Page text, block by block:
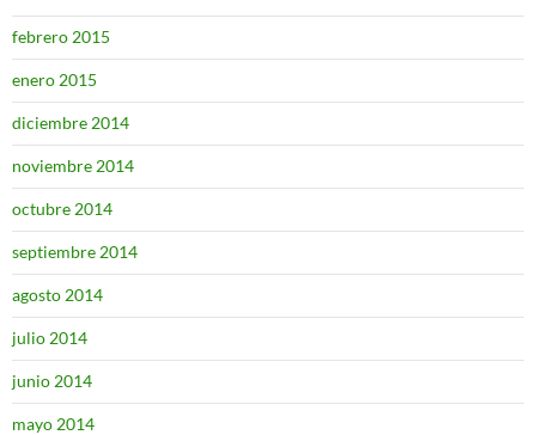
febrero 2015
enero 2015
diciembre 2014
noviembre 2014
octubre 2014
septiembre 2014
agosto 2014
julio 2014
junio 2014
mayo 2014